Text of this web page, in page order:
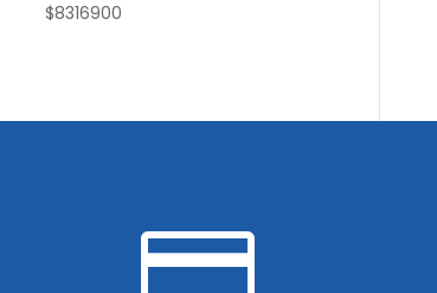
$8316900